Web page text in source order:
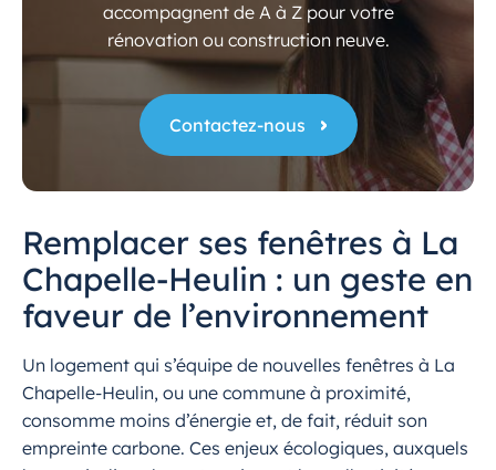
accompagnent de A à Z pour votre
rénovation ou construction neuve.
Contactez-nous
Remplacer ses fenêtres à La
Chapelle-Heulin : un geste en
faveur de l’environnement
Un logement qui s’équipe de nouvelles fenêtres à La
Chapelle-Heulin, ou une commune à proximité,
consomme moins d’énergie et, de fait, réduit son
empreinte carbone. Ces enjeux écologiques, auxquels